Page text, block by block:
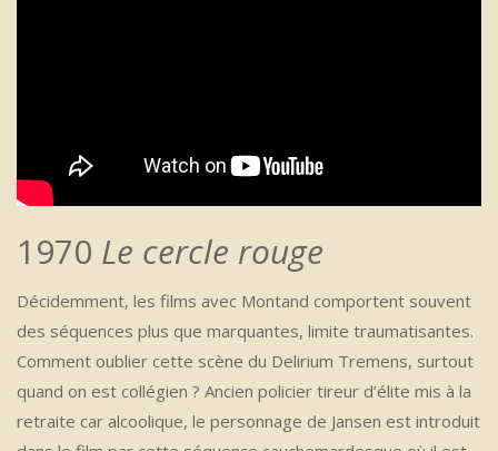
1970 Le cercle rouge
Décidemment, les films avec Montand comportent souvent
des séquences plus que marquantes, limite traumatisantes.
Comment oublier cette scène du Delirium Tremens, surtout
quand on est collégien ? Ancien policier tireur d’élite mis à la
retraite car alcoolique, le personnage de Jansen est introduit